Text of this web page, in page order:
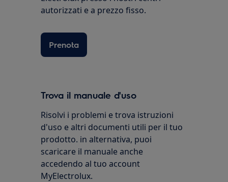
autorizzati e a prezzo fisso.
Prenota
Trova il manuale d'uso
Risolvi i problemi e trova istruzioni
d'uso e altri documenti utili per il tuo
prodotto. in alternativa, puoi
scaricare il manuale anche
accedendo al tuo account
MyElectrolux.